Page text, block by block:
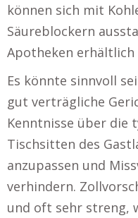
können sich mit
Säureblockern
Apotheken erhältlich
Es könnte sinnvoll
gut verträgliche
Kenntnisse über die
Tischsitten des
anzupassen und
verhindern.
und oft sehr streng,